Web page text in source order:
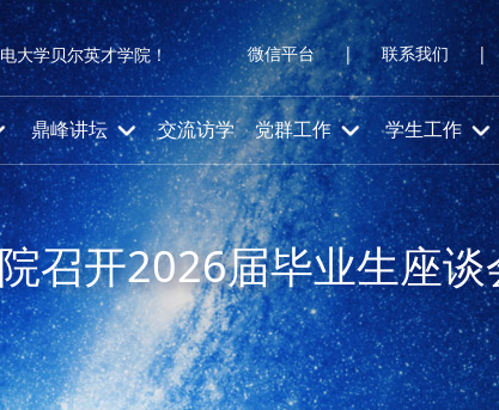
大学贝尔英才学院！ 微信平台 | 联系我们 |
鼎峰讲坛 交流访学 党群工作 学生工作
召开2026届毕业生座谈